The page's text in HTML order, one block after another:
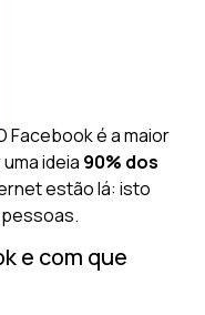
Facebook é a maior
ideia 90% dos
estão lá: isto
pessoas.
e com que